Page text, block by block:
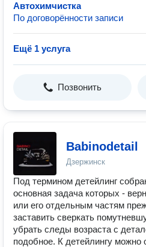
Автохимчистка
По договорённости записи
Ещё 1 услуга
Позвонить
Babinodetail
Дзержинск
Под термином детейлинг
основная задача которых -
или его отдельным частям
заставить сверкать
убрать следы возраста с
подобное. К детейлингу можно